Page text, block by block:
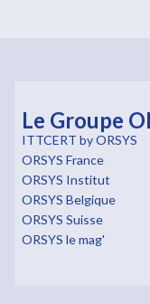
Le Groupe
ITTCERT by ORSYS
ORSYS France
ORSYS Institut
ORSYS Belgique
ORSYS Suisse
ORSYS le mag'